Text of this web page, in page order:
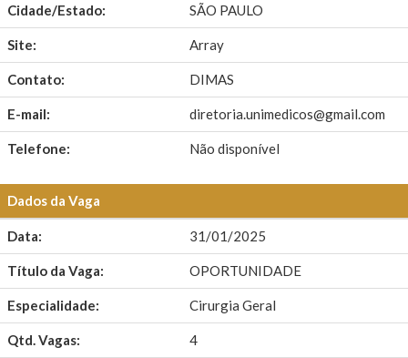
Cidade/Estado: SÃO PAULO
Site: Array
Contato: DIMAS
E-mail: diretoria.unimedicos@gmail.com
Telefone: Não disponível
Dados da Vaga
Data: 31/01/2025
Título da Vaga: OPORTUNIDADE
Especialidade: Cirurgia Geral
Qtd. Vagas: 4